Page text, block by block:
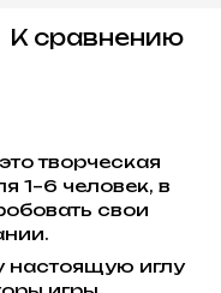
К сравнению
творческая
1–6 человек, в
свои
настоящую иглу